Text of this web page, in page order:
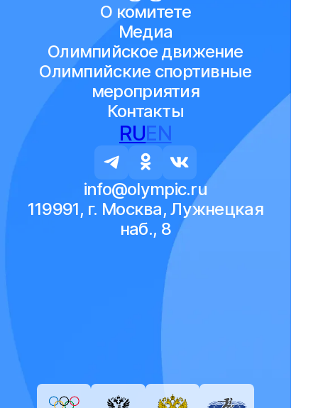
О комитете
Медиа
Олимпийское движение
Олимпийские спортивные
мероприятия
Контакты
RUEN
info@olympic.ru
119991, г. Москва, Лужнецкая
наб., 8